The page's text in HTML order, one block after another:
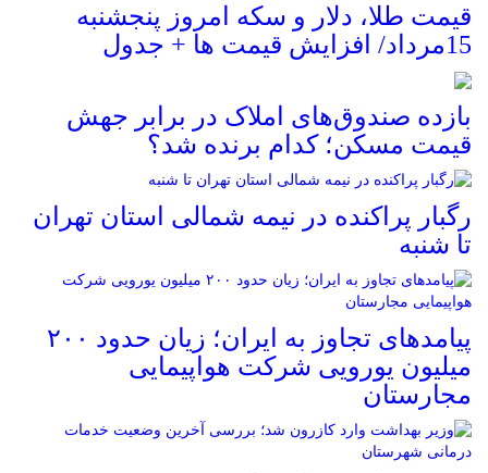
قیمت طلا، دلار و سکه امروز پنجشنبه
15مرداد/ افزایش قیمت ها + جدول
بازده صندوق‌های املاک در برابر جهش
قیمت مسکن؛ کدام برنده شد؟
رگبار پراکنده در نیمه شمالی استان تهران
تا شنبه
پیامدهای تجاوز به ایران؛ زیان حدود ۲۰۰
میلیون یورویی شرکت هواپیمایی
مجارستان